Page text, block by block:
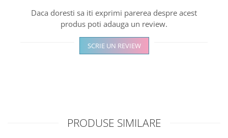
Daca doresti sa iti exprimi parerea despre acest
produs poti adauga un review.
SCRIE UN REVIEW
PRODUSE SIMILARE